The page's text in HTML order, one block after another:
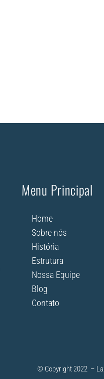
Menu Principal
Home
Sobre nós
História
Estrutura
Nossa Equipe
Blog
Contato
© Copyright 2022 –